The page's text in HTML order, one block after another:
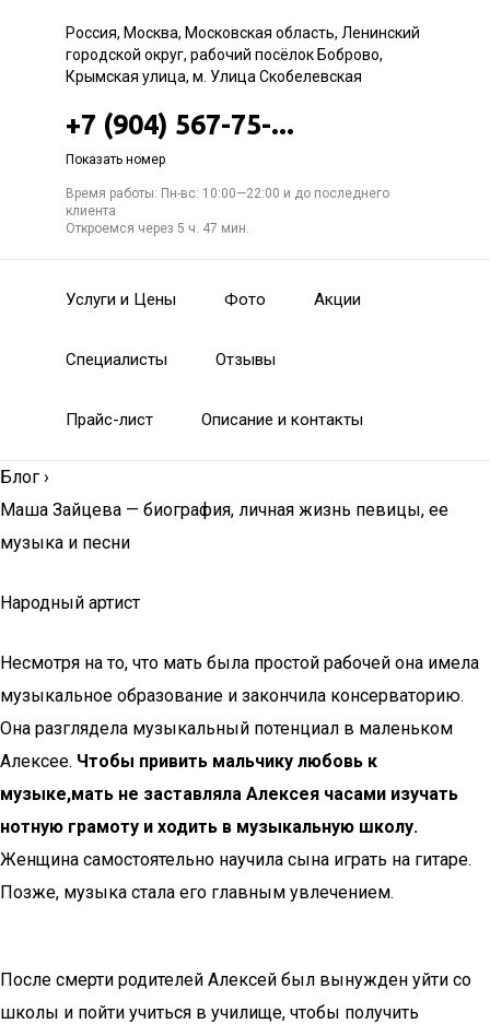
Россия, Москва, Московская область, Ленинский
городской округ, рабочий посёлок Боброво,
Крымская улица, м. Улица Скобелевская
+7 (904) 567-75-...
Показать номер
Время работы: Пн-вс: 10:00—22:00 и до последнего
клиента
Откроемся через 5 ч. 47 мин.
Услуги и Цены Фото Акции
Специалисты Отзывы
Прайс-лист Описание и контакты
Блог ›
Маша Зайцева — биография, личная жизнь певицы, ее
музыка и песни
Народный артист
Несмотря на то, что мать была простой рабочей она имела
музыкальное образование и закончила консерваторию.
Она разглядела музыкальный потенциал в маленьком
Алексее. Чтобы привить мальчику любовь к
музыке,мать не заставляла Алексея часами изучать
нотную грамоту и ходить в музыкальную школу.
Женщина самостоятельно научила сына играть на гитаре.
Позже, музыка стала его главным увлечением.
После смерти родителей Алексей был вынужден уйти со
школы и пойти учиться в училище, чтобы получить